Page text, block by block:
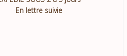
En lettre suivie